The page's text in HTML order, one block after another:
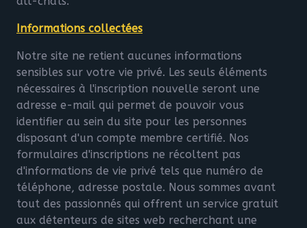
Informations collectées
Notre site ne retient aucunes informations
sensibles sur votre vie privé. Les seuls éléments
nécessaires à l'inscription nouvelle seront une
adresse e-mail qui permet de pouvoir vous
identifier au sein du site pour les personnes
disposant d'un compte membre certifié. Nos
formulaires d'inscriptions ne récoltent pas
d'informations de vie privé tels que numéro de
téléphone, adresse postale. Nous sommes avant
tout des passionnés qui offrent un service gratuit
aux détenteurs de sites web recherchant une